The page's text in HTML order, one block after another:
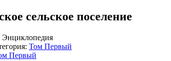
сельское поселение
Энциклопедия
Том Первый
Первый